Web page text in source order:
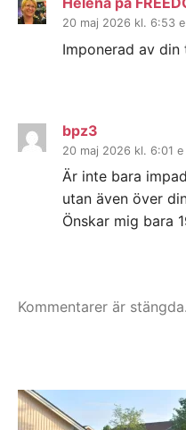
20 maj 2026 kl. 6:53
Imponerad av din
bpz3
20 maj 2026 kl. 6:01 e
Är inte bara
utan även över
Önskar mig bara
Kommentarer är stängda.